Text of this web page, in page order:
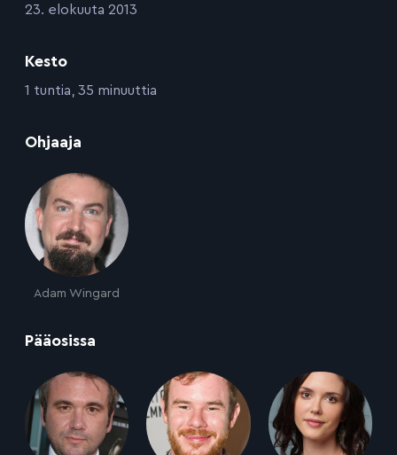
:23. elokuuta 2013
Kesto
:1 tuntia, 35 minuuttia
Ohjaaja
Adam Wingard
Pääosissa